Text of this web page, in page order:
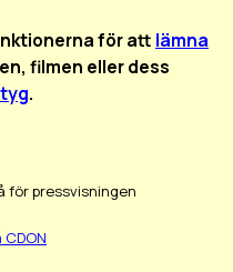
för att lämna
filmen eller dess
.
för pressvisningen